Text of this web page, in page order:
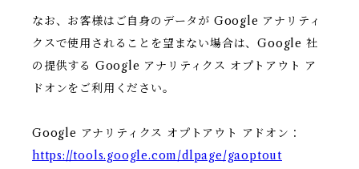
なお、お客様はご自身のデータが Google アナリティ
クスで使用されることを望まない場合は、Google 社
の提供する Google アナリティクス オプトアウト ア
ドオンをご利用ください。
Google アナリティクス オプトアウト アドオン：
https://tools.google.com/dlpage/gaoptout